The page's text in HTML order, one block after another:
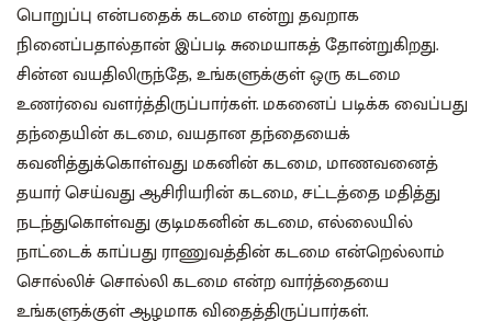
பொறுப்பு என்பதைக் கடமை என்று தவறாக
நினைப்பதால்தான் இப்படி சுமையாகத் தோன்றுகிறது.
சின்ன வயதிலிருந்தே, உங்களுக்குள் ஒரு கடமை
உணர்வை வளர்த்திருப்பார்கள். மகனைப் படிக்க வைப்பது
தந்தையின் கடமை, வயதான தந்தையைக்
கவனித்துக்கொள்வது மகனின் கடமை, மாணவனைத்
தயார் செய்வது ஆசிரியரின் கடமை, சட்டத்தை மதித்து
நடந்துகொள்வது குடிமகனின் கடமை, எல்லையில்
நாட்டைக் காப்பது ராணுவத்தின் கடமை என்றெல்லாம்
சொல்லிச் சொல்லி கடமை என்ற வார்த்தையை
உங்களுக்குள் ஆழமாக விதைத்திருப்பார்கள்.